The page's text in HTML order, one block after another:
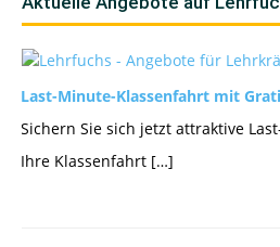
Last-Minute-Klassenfahrt mit
Sichern Sie sich jetzt attraktive
Ihre Klassenfahrt […]